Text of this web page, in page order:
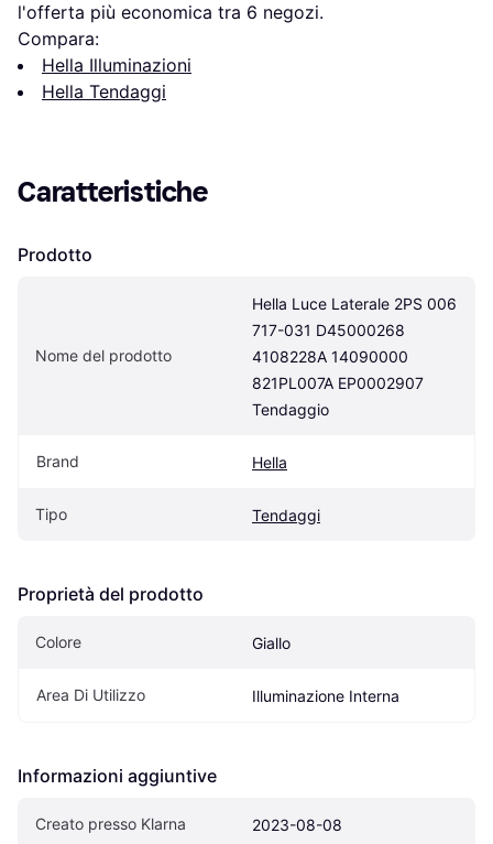
l'offerta più economica tra 6 negozi.
Compara:
Hella Illuminazioni
Hella Tendaggi
Caratteristiche
Prodotto
Nome del prodotto
Hella Luce Laterale 2PS 006
717-031 D45000268
4108228A 14090000
821PL007A EP0002907
Tendaggio
Brand Hella
Tipo Tendaggi
Proprietà del prodotto
Colore Giallo
Area Di Utilizzo Illuminazione Interna
Informazioni aggiuntive
Creato presso Klarna 2023-08-08